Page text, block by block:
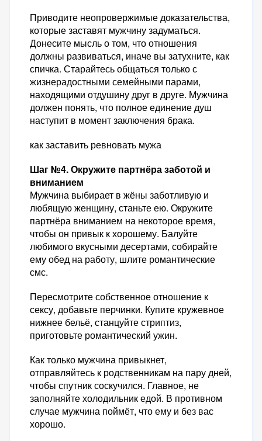
Приводите неопровержимые доказательства,
которые заставят мужчину задуматься.
Донесите мысль о том, что отношения
должны развиваться, иначе вы затухните, как
спичка. Старайтесь общаться только с
жизнерадостными семейными парами,
находящими отдушину друг в друге. Мужчина
должен понять, что полное единение душ
наступит в момент заключения брака.
как заставить ревновать мужа
Шаг №4. Окружите партнёра заботой и
вниманием
Мужчина выбирает в жёны заботливую и
любящую женщину, станьте ею. Окружите
партнёра вниманием на некоторое время,
чтобы он привык к хорошему. Балуйте
любимого вкусными десертами, собирайте
ему обед на работу, шлите романтические
смс.
Пересмотрите собственное отношение к
сексу, добавьте перчинки. Купите кружевное
нижнее бельё, станцуйте стриптиз,
приготовьте романтический ужин.
Как только мужчина привыкнет,
отправляйтесь к родственникам на пару дней,
чтобы спутник соскучился. Главное, не
заполняйте холодильник едой. В противном
случае мужчина поймёт, что ему и без вас
хорошо.